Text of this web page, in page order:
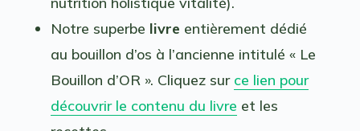
Notre superbe livre entièrement dédié
au bouillon d’os à l’ancienne intitulé « Le
Bouillon d’OR ». Cliquez sur ce lien pour
découvrir le contenu du livre et les